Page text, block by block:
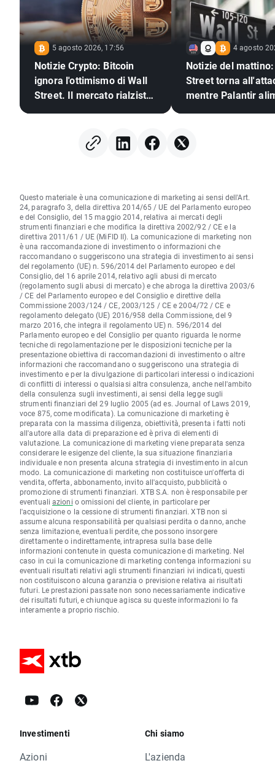
5 agosto 2026, 17:56
Notizie Crypto: Bitcoin
ignora l'ottimismo di Wall
Street. Il mercato rialzista
4 agosto
Notizie del
Street torna
mentre Palantir
Questo materiale è una comunicazione di marketing ai sensi dell'Art.
24, paragrafo 3, della direttiva 2014/65 / UE del Parlamento europeo
e del Consiglio, del 15 maggio 2014, relativa ai mercati degli
strumenti finanziari e che modifica la direttiva 2002/92 / CE e la
direttiva 2011/61 / UE (MiFID II). La comunicazione di marketing non
è una raccomandazione di investimento o informazioni che
raccomandano o suggeriscono una strategia di investimento ai sensi
del regolamento (UE) n. 596/2014 del Parlamento europeo e del
Consiglio, del 16 aprile 2014, relativo agli abusi di mercato
(regolamento sugli abusi di mercato) e che abroga la direttiva 2003/6
/ CE del Parlamento europeo e del Consiglio e direttive della
Commissione 2003/124 / CE, 2003/125 / CE e 2004/72 / CE e
regolamento delegato (UE) 2016/958 della Commissione, del 9
marzo 2016, che integra il regolamento UE) n. 596/2014 del
Parlamento europeo e del Consiglio per quanto riguarda le norme
tecniche di regolamentazione per le disposizioni tecniche per la
presentazione obiettiva di raccomandazioni di investimento o altre
informazioni che raccomandano o suggeriscono una strategia di
investimento e per la divulgazione di particolari interessi o indicazioni
di conflitti di interessi o qualsiasi altra consulenza, anche nell'ambito
della consulenza sugli investimenti, ai sensi della legge sugli
strumenti finanziari del 29 luglio 2005 (ad es. Journal of Laws 2019,
voce 875, come modificata). La comunicazione di marketing è
preparata con la massima diligenza, obiettività, presenta i fatti noti
all'autore alla data di preparazione ed è priva di elementi di
valutazione. La comunicazione di marketing viene preparata senza
considerare le esigenze del cliente, la sua situazione finanziaria
individuale e non presenta alcuna strategia di investimento in alcun
modo. La comunicazione di marketing non costituisce un'offerta di
vendita, offerta, abbonamento, invito all'acquisto, pubblicità o
promozione di strumenti finanziari. XTB S.A. non è responsabile per
eventuali azioni o omissioni del cliente, in particolare per
l'acquisizione o la cessione di strumenti finanziari. XTB non si
assume alcuna responsabilità per qualsiasi perdita o danno, anche
senza limitazione, eventuali perdite, che possono insorgere
direttamente o indirettamente, intrapresa sulla base delle
informazioni contenute in questa comunicazione di marketing. Nel
caso in cui la comunicazione di marketing contenga informazioni su
eventuali risultati relativi agli strumenti finanziari ivi indicati, questi
non costituiscono alcuna garanzia o previsione relativa ai risultati
futuri. Le prestazioni passate non sono necessariamente indicative
dei risultati futuri, e chiunque agisca su queste informazioni lo fa
interamente a proprio rischio.
Investimenti
Azioni
Chi siamo
L'azienda